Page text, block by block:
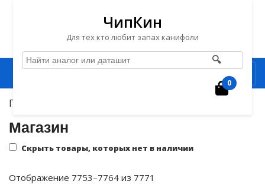
Перейти
содержимому
ЧипКин
Для тех кто любит запах канифоли
🔍
0
Главная
Магазин
Скрыть товары, которых нет в наличии
Отображение 7753–7764 из 7771